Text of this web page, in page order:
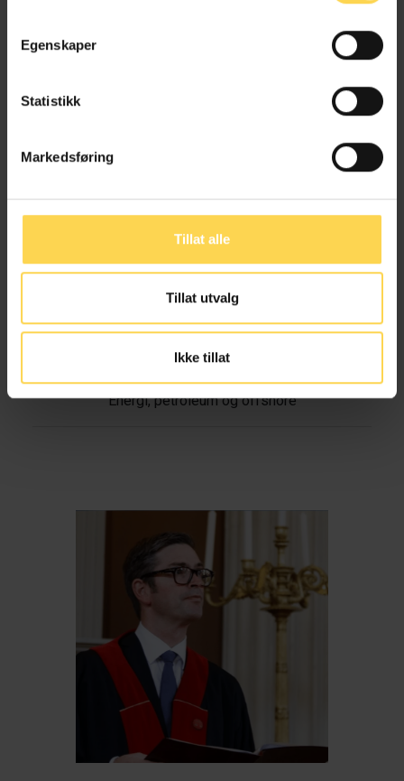
Egenskaper
Statistikk
Markedsføring
Tillat alle
Tillat utvalg
Ikke tillat
Energi, petroleum og offshore